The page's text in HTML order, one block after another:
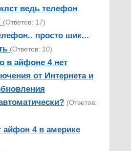
ведь телефон
(Ответов: 17)
просто шик...
(Ответов: 10)
в айфоне 4 нет
от Интернета и
(Ответов:
айфон 4 в америке